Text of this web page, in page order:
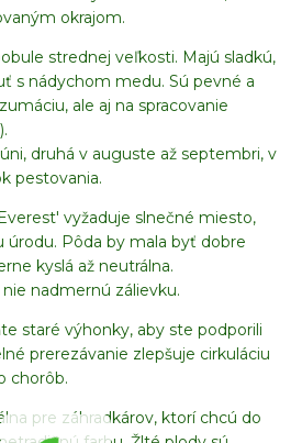
okrajom.
strednej veľkosti. Majú sladkú,
s nádychom medu. Sú pevné a
ale aj na spracovanie
druhá v auguste až septembri, v
pestovania.
vyžaduje slnečné miesto,
úrodu. Pôda by mala byť dobre
kyslá až neutrálna.
nie nadmernú zálievku.
staré výhonky, aby ste podporili
prerezávanie zlepšuje cirkuláciu
chorôb.
pre záhradkárov, ktorí chcú do